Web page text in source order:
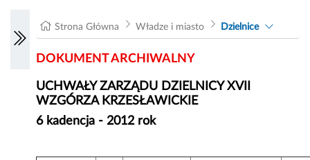
Strona Główna Władze i miasto Dzielnice
DOKUMENT ARCHIWALNY
UCHWAŁY ZARZĄDU DZIELNICY XVII
WZGÓRZA KRZESŁAWICKIE
6 kadencja - 2012 rok